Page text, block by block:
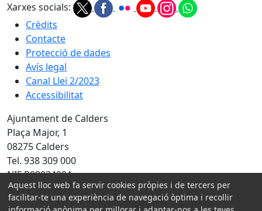
Xarxes socials:
Crèdits
Contacte
Protecció de dades
Avís legal
Canal Llei 2/2023
Accessibilitat
Ajuntament de Calders
Plaça Major, 1
08275 Calders
Tel. 938 309 000
NIF P0803400A
Amb la col·laboració de:
Aquest lloc web fa servir cookies pròpies i de tercers per
facilitar-te una experiència de navegació òptima i recollir